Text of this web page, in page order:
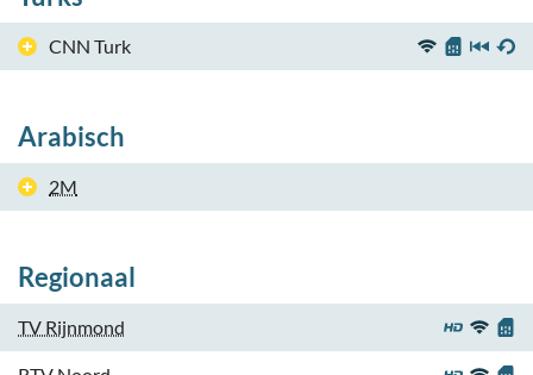
CNN Turk
Arabisch
2M
Regionaal
TV Rijnmond